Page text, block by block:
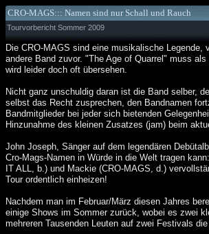
CRO-MAGS::: Namen sind nur Schall und Rauch
Tourvorbericht Sommer 2009
Die CRO-MAGS sind eine musikalische
andere Band zuvor. "The Age of Quarrel" muss
wird leider doch oft übersehen.
Nicht ganz unschuldig daran ist die Band selber,
selbst das Recht zusprechen, den Bandnamen
Bandmitglieder bei jeder sich bietenden
Hinzunahme des kleinen Zusatzes (jam) beim
John Joseph, Sänger auf dem legendären
Cro-Mags-Namen in Würde in die Welt tragen
IT ALL, b.) und Mackie (CRO-MAGS, d.)
Tour ordentlich einheizen!
Nachdem man im Februar/März diesen Jahres
einige Shows im Sommer zurück, wobei es zwei
mehreren Tausenden Leuten auf zwei Festivals